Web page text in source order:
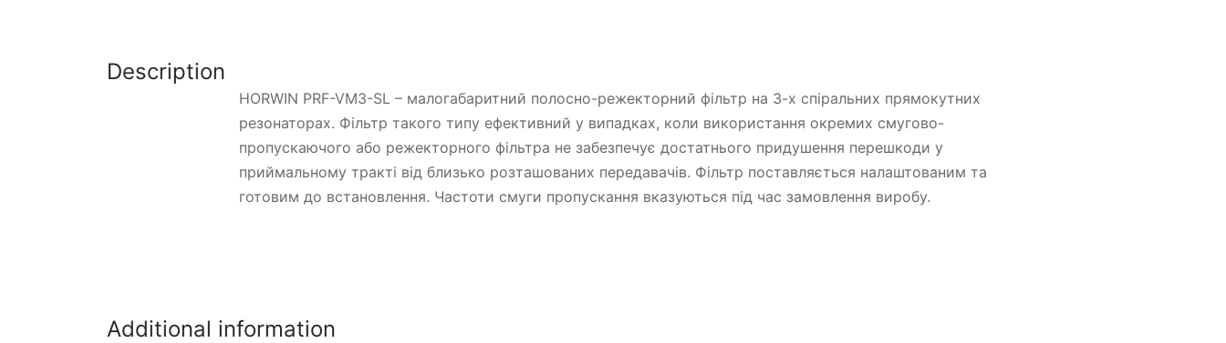
Description
HORWIN PRF-VM3-SL – малогабаритний полосно-режекторний фільтр на 3-х спіральних прямокутних
резонаторах. Фільтр такого типу ефективний у випадках, коли використання окремих смугово-
пропускаючого або режекторного фільтра не забезпечує достатнього придушення перешкоди у
приймальному тракті від близько розташованих передавачів. Фільтр поставляється налаштованим та
готовим до встановлення. Частоти смуги пропускання вказуються під час замовлення виробу.
Additional information